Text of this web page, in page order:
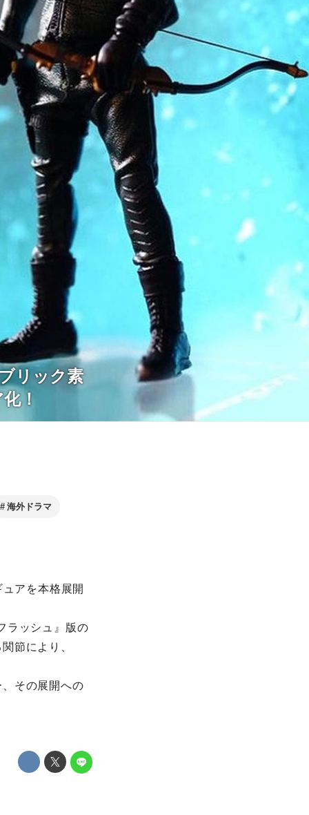
リック素
！
海外ドラマ
アを本格展開
ラッシュ』版の
節により、
その展開への